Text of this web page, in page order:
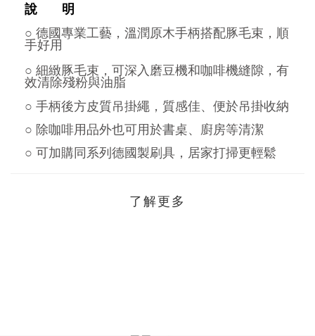
說 明
○ 德國專業工藝，溫潤原木手柄搭配豚毛束，順
手好用
○ 細緻豚毛束，可深入磨豆機和咖啡機縫隙，有
效清除殘粉與油脂
○ 手柄後方皮質吊掛繩，質感佳、便於吊掛收納
○ 除咖啡用品外也可用於書桌、廚房等清潔
○ 可加購同系列德國製刷具，居家打掃更輕鬆
了解更多